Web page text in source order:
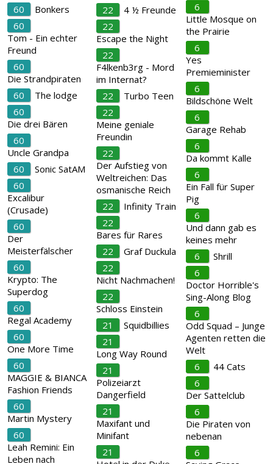
60
Bonkers
60
Tom - Ein echter
Freund
60
Die Strandpiraten
60
The lodge
60
Die drei Bären
60
Uncle Grandpa
60
Sonic SatAM
60
Excalibur
(Crusade)
60
Der
Meisterfälscher
60
Krypto: The
Superdog
60
Regal Academy
60
One More Time
60
MAGGIE & BIANCA
Fashion Friends
60
Martin Mystery
60
Leah Remini: Ein
Leben nach
22
4 ½ Freunde
22
Escape the Night
22
F4lkenb3rg - Mord
im Internat?
22
Turbo Teen
22
Meine geniale
Freundin
22
Der Aufstieg von
Weltreichen: Das
osmanische Reich
22
Infinity Train
22
Bares für Rares
22
Graf Duckula
22
Nicht Nachmachen!
22
Schloss Einstein
21
Squidbillies
21
Long Way Round
21
Polizeiarzt
Dangerfield
21
Maxifant und
Minifant
21
6
Little Mosque on
the Prairie
6
Yes
Premieminister
6
Bildschöne Welt
6
Garage Rehab
6
Da kommt Kalle
6
Ein Fall für Super
Pig
6
Und dann gab es
keines mehr
6
Shrill
6
Doctor Horrible's
Sing-Along Blog
6
Odd Squad – Junge
Agenten retten die
Welt
6
44 Cats
6
Der Sattelclub
6
Die Piraten von
nebenan
6